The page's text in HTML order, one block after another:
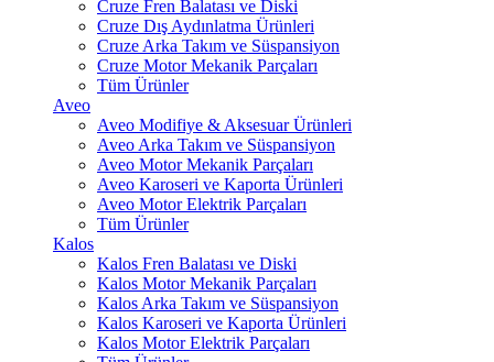
Cruze Fren Balatası ve Diski
Cruze Dış Aydınlatma Ürünleri
Cruze Arka Takım ve Süspansiyon
Cruze Motor Mekanik Parçaları
Tüm Ürünler
Aveo
Aveo Modifiye & Aksesuar Ürünleri
Aveo Arka Takım ve Süspansiyon
Aveo Motor Mekanik Parçaları
Aveo Karoseri ve Kaporta Ürünleri
Aveo Motor Elektrik Parçaları
Tüm Ürünler
Kalos
Kalos Fren Balatası ve Diski
Kalos Motor Mekanik Parçaları
Kalos Arka Takım ve Süspansiyon
Kalos Karoseri ve Kaporta Ürünleri
Kalos Motor Elektrik Parçaları